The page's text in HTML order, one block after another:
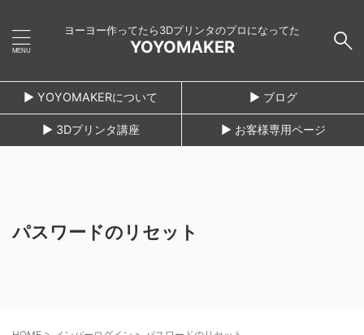
ヨーヨー作ってたら3Dプリンタのプロになってた
YOYOMAKER
► YOYOMAKERについて ► ブログ
► 3Dプリンタ講座 ► お客様専用ページ
パスワードのリセット